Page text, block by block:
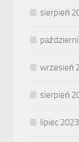
sierpień
wrzesień
sierpień
lipiec 2023